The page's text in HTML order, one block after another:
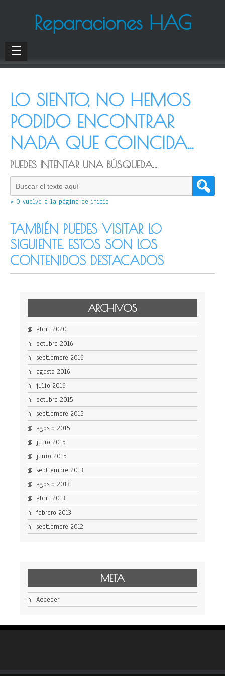
Reparaciones HAG
☰
LO SIENTO, NO HEMOS
PODIDO ENCONTRAR
NADA QUE COINCIDA...
PUEDES INTENTAR UNA BÚSQUEDA...
« O vuelve a la página de inicio
TAMBIÉN PUEDES VISITAR LO
SIGUIENTE. ESTOS SON LOS
CONTENIDOS DESTACADOS
ARCHIVOS
abril 2020
octubre 2016
septiembre 2016
agosto 2016
julio 2016
octubre 2015
septiembre 2015
agosto 2015
julio 2015
junio 2015
septiembre 2013
agosto 2013
abril 2013
febrero 2013
septiembre 2012
META
Acceder